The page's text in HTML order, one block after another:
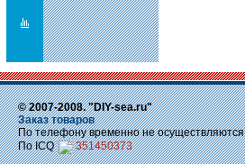
© 2007-2008. "DIY-sea.ru"
Заказ товаров
По телефону временно не осуществляются
По ICQ
351450373